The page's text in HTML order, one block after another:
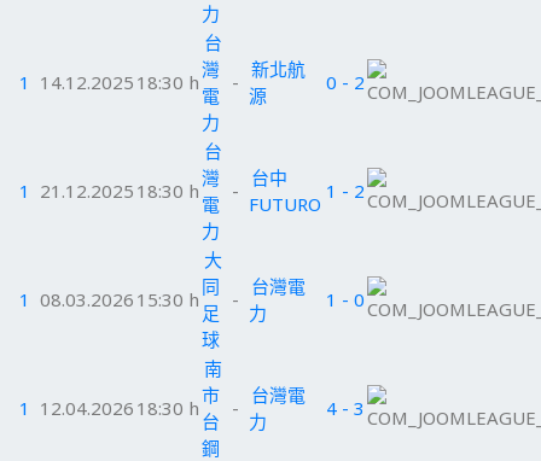
力
1 14.12.2025 18:30 h
台
灣
電
力
-
新北航
源
0 - 2
1 21.12.2025 18:30 h
台
灣
電
力
-
台中
FUTURO
1 - 2
1 08.03.2026 15:30 h
大
同
足
球
-
台灣電
力
1 - 0
1 12.04.2026 18:30 h
南
市
台
鋼
-
台灣電
力
4 - 3